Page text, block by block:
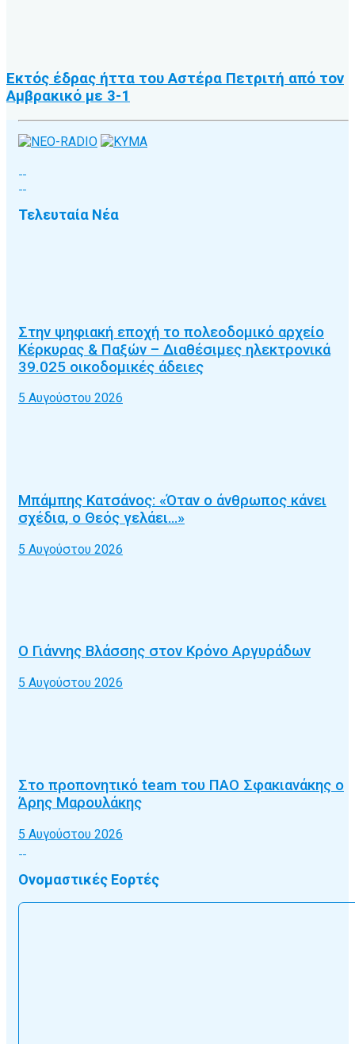
Εκτός έδρας ήττα του Αστέρα Πετριτή από τον
Αμβρακικό με 3-1
Τελευταία Νέα
Στην ψηφιακή εποχή το πολεοδομικό αρχείο
Κέρκυρας & Παξών – Διαθέσιμες ηλεκτρονικά
39.025 οικοδομικές άδειες
5 Αυγούστου 2026
Μπάμπης Κατσάνος: «Όταν ο άνθρωπος κάνει
σχέδια, ο Θεός γελάει…»
5 Αυγούστου 2026
Ο Γιάννης Βλάσσης στον Κρόνο Αργυράδων
5 Αυγούστου 2026
Στο προπονητικό team του ΠΑΟ Σφακιανάκης ο
Άρης Μαρουλάκης
5 Αυγούστου 2026
Ονομαστικές Εορτές